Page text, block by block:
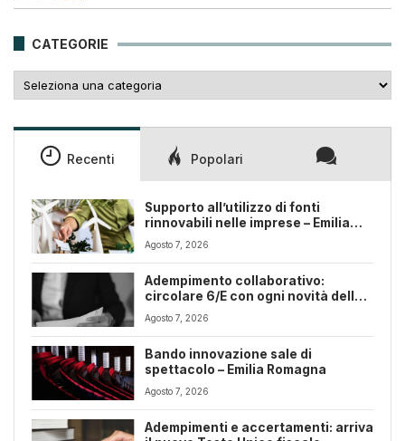
era:
è:
CATEGORIE
Recenti Popolari
Supporto all’utilizzo di fonti
rinnovabili nelle imprese – Emilia
Romagna
Agosto 7, 2026
Adempimento collaborativo:
circolare 6/E con ogni novità della
riforma fiscale
Agosto 7, 2026
Bando innovazione sale di
spettacolo – Emilia Romagna
Agosto 7, 2026
Adempimenti e accertamenti: arriva